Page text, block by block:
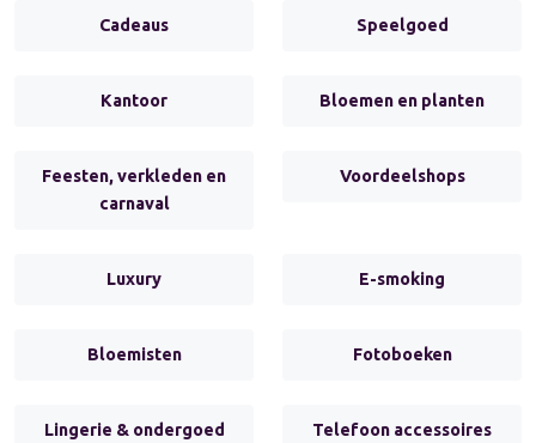
Cadeaus Speelgoed
Kantoor Bloemen en planten
Feesten, verkleden en
carnaval
Voordeelshops
Luxury E-smoking
Bloemisten Fotoboeken
Lingerie & ondergoed Telefoon accessoires